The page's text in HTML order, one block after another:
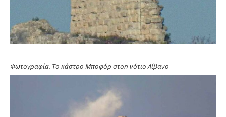
Φωτογραφία. Το κάστρο Μπoφόρ στοn νότιο Λίβανο